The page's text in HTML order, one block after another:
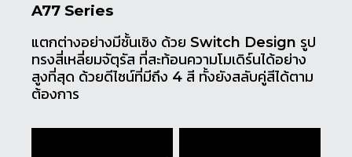
A77 Series
แตกต่างอย่างมีชั้นเชิง ด้วย Switch ​Design รูป
ทรงสี่เหลี่ยมจัตุรัส ที่สะท้อนความโมเดิร์นได้อย่าง
สูงที่สุด ด้วยดีไซน์ที่มีถึง 4 สี ทั้งยังสลับคู่สีได้ตาม
ต้องการ